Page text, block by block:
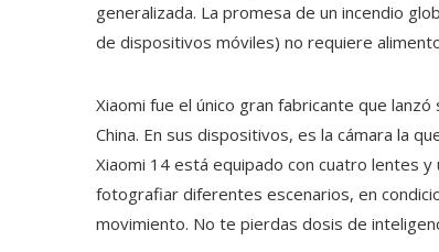
generalizada. La promesa de un incendio
de dispositivos móviles) no requiere
Xiaomi fue el único gran fabricante que
China. En sus dispositivos, es la cámara la
Xiaomi 14 está equipado con cuatro lentes
fotografiar diferentes escenarios, en
movimiento. No te pierdas dosis de